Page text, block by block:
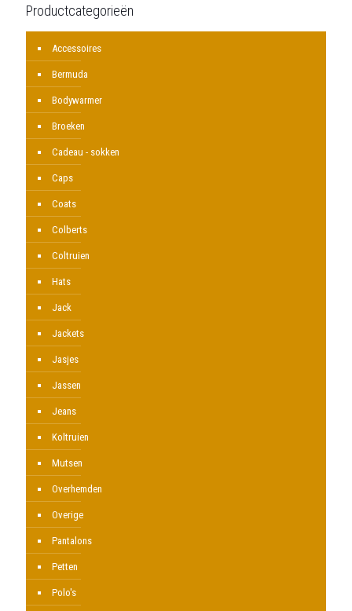
Productcategorieën
Accessoires
Bermuda
Bodywarmer
Broeken
Cadeau - sokken
Caps
Coats
Colberts
Coltruien
Hats
Jack
Jackets
Jasjes
Jassen
Jeans
Koltruien
Mutsen
Overhemden
Overige
Pantalons
Petten
Polo's